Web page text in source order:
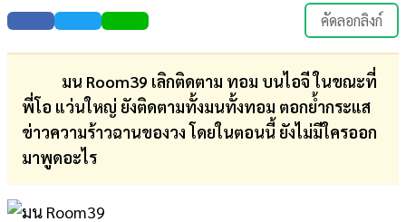
คัดลอกลิงก์
มน Room39 เลิกติดตาม ทอม บนไอจี ในขณะที่
พี่โอ แว่นใหญ่ ยังติดตามทั้งมนทั้งทอม ตอกย้ำกระแส
ข่าวความร้าวฉานของวง โดยในตอนนี้ ยังไม่มีใครออก
มาพูดอะไร
ตรวจ
หวย
บอล
สด
การ